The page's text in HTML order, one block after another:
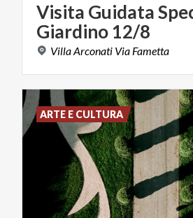
Visita Guidata
Giardino 12/8
VillaArconati Via Fametta
ARTE E CULTURA